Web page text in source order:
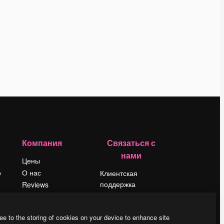
Компания
Цены
О нас
Reviews
Блог
Связаться с
нами
Клиентская
поддержка
LinkedIn
to the storing of cookies on your device to enhance site